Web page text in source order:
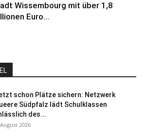
Wissembourg mit über 1,8
Euro...
schon Plätze sichern: Netzwerk
Südpfalz lädt Schulklassen
des...
2026